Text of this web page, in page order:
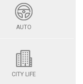
AUTO
CITY LIFE